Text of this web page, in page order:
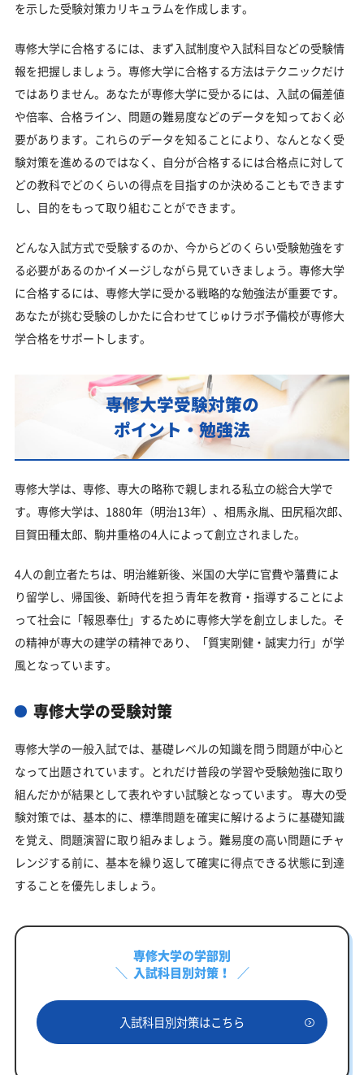
専修大学のキャンパス
ている受験生へ
受験勉強を始めるのが遅くても専修大学に合格でき
る？
大学受験対策いつから始める？学年・時期別の勉強
のポイント
対応可能
策も実施
専修大学受験生からのよくある質問
を示した受験対策カリキュラムを作成します。
専修大学に合格するには、まず入試制度や入試科目などの受験情
報を把握しましょう。専修大学に合格する方法はテクニックだけ
ではありません。あなたが専修大学に受かるには、入試の偏差値
や倍率、合格ライン、問題の難易度などのデータを知っておく必
要があります。これらのデータを知ることにより、なんとなく受
験対策を進めるのではなく、自分が合格するには合格点に対して
どの教科でどのくらいの得点を目指すのか決めることもできます
し、目的をもって取り組むことができます。
どんな入試方式で受験するのか、今からどのくらい受験勉強をす
る必要があるのかイメージしながら見ていきましょう。専修大学
に合格するには、専修大学に受かる戦略的な勉強法が重要です。
あなたが挑む受験のしかたに合わせてじゅけラボ予備校が専修大
学合格をサポートします。
専修大学受験対策の
ポイント・勉強法
専修大学は、専修、専大の略称で親しまれる私立の総合大学で
す。専修大学は、1880年（明治13年）、相馬永胤、田尻稲次郎、
目賀田種太郎、駒井重格の4人によって創立されました。
4人の創立者たちは、明治維新後、米国の大学に官費や藩費によ
り留学し、帰国後、新時代を担う青年を教育・指導することによ
って社会に「報恩奉仕」するために専修大学を創立しました。そ
の精神が専大の建学の精神であり、「質実剛健・誠実力行」が学
風となっています。
専修大学の受験対策
専修大学の一般入試では、基礎レベルの知識を問う問題が中心と
なって出題されています。とれだけ普段の学習や受験勉強に取り
組んだかが結果として表れやすい試験となっています。 専大の受
験対策では、基本的に、標準問題を確実に解けるように基礎知識
を覚え、問題演習に取り組みましょう。難易度の高い問題にチャ
レンジする前に、基本を繰り返して確実に得点できる状態に到達
することを優先しましょう。
専修大学の学部別
入試科目別対策！
入試科目別対策はこちら